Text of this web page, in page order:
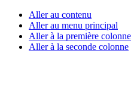
Aller au contenu
Aller au menu principal
Aller à la première colonne
Aller à la seconde colonne